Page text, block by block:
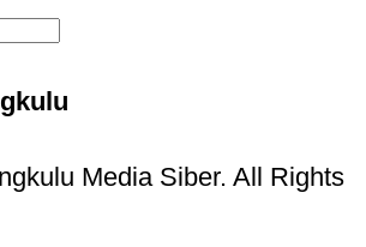
Media Siber. All Rights